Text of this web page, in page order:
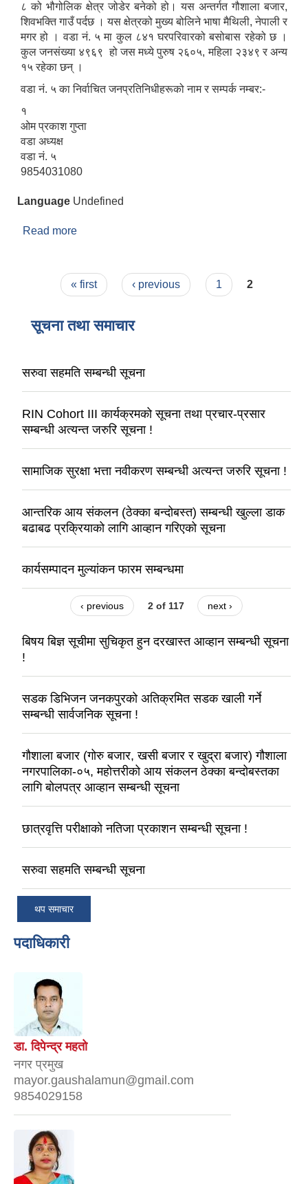
८ को भौगोलिक क्षेत्र जोडेर बनेको हो। यस अन्तर्गत गौशाला बजार,
शिवभक्ति गाउँ पर्दछ । यस क्षेत्रको मुख्य बोलिने भाषा मैथिली, नेपाली र
मगर हो । वडा नं. ५ मा कुल ८४१ घरपरिवारको बसोबास रहेको छ ।
कुल जनसंख्या ४९६९ हो जस मध्ये पुरुष २६०५, महिला २३४९ र अन्य
१५ रहेका छन् ।
वडा नं. ५ का निर्वाचित जनप्रतिनिधीहरूको नाम र सम्पर्क नम्बर:-
१
ओम प्रकाश गुप्ता
वडा अध्यक्ष
वडा नं. ५
9854031080
Language Undefined
Read more
Pages« first ‹ previous 1 2
सूचना तथा समाचार
सरुवा सहमति सम्बन्धी सूचना
RIN Cohort III कार्यक्रमको सूचना तथा प्रचार-प्रसार
सम्बन्धी अत्यन्त जरुरि सूचना !
सामाजिक सुरक्षा भत्ता नवीकरण सम्बन्धी अत्यन्त जरुरि सूचना !
आन्तरिक आय संकलन (ठेक्का बन्दोबस्त) सम्बन्धी खुल्ला डाक
बढाबढ प्रक्रियाको लागि आव्हान गरिएको सूचना
कार्यसम्पादन मुल्यांकन फारम सम्बन्धमा
‹ previous 2 of 117 next ›
बिषय बिज्ञ सूचीमा सुचिकृत हुन दरखास्त आव्हान सम्बन्धी सूचना
!
सडक डिभिजन जनकपुरको अतिक्रमित सडक खाली गर्ने
सम्बन्धी सार्वजनिक सूचना !
गौशाला बजार (गोरु बजार, खसी बजार र खुद्रा बजार) गौशाला
नगरपालिका-०५, महोत्तरीको आय संकलन ठेक्का बन्दोबस्तका
लागि बोलपत्र आव्हान सम्बन्धी सूचना
छात्रवृत्ति परीक्षाको नतिजा प्रकाशन सम्बन्धी सूचना !
सरुवा सहमति सम्बन्धी सूचना
थप समाचार
पदाधिकारी
डा. दिपेन्द्र महतो
नगर प्रमुख
mayor.gaushalamun@gmail.com
9854029158